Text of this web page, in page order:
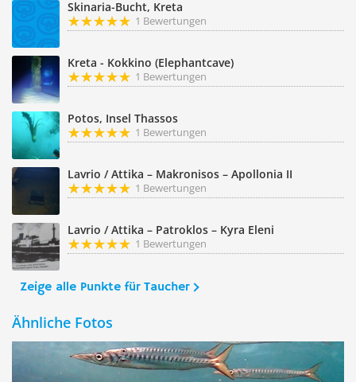
Skinaria-Bucht, Kreta
1 Bewertungen
Kreta - Kokkino (Elephantcave)
1 Bewertungen
Potos, Insel Thassos
1 Bewertungen
Lavrio / Attika – Makronisos – Apollonia II
1 Bewertungen
Lavrio / Attika – Patroklos – Kyra Eleni
1 Bewertungen
Zeige alle Punkte für Taucher
Ähnliche Fotos